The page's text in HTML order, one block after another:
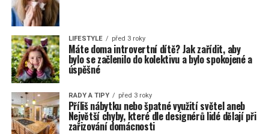
LIFESTYLE před 3 roky
Máte doma introvertní dítě? Jak zařídit, aby
bylo se začlenilo do kolektivu a bylo spokojené a
úspěšné
RADY A TIPY před 3 roky
Příliš nábytku nebo špatné využití světel aneb
Největší chyby, které dle designérů lidé dělají při
zařizování domácnosti